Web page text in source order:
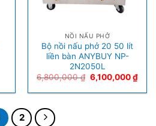
NỒI NẤU PHỞ
Bộ nồi nấu phở 20 50 lít
liền bàn ANYBUY NP-
2N2050L
6,800,000₫ 6,100,000₫
2